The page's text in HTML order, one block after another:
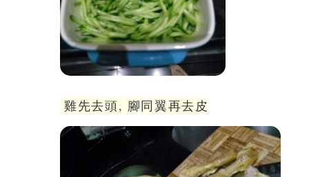
雞先去頭, 腳同翼再去皮